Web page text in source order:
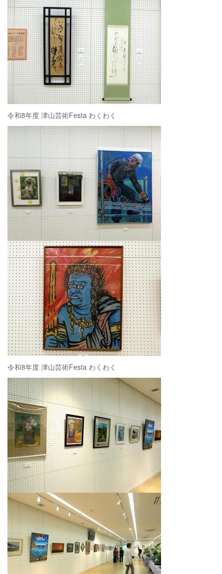
令和8年度 津山芸術Festa わくわく
令和8年度 津山芸術Festa わくわく